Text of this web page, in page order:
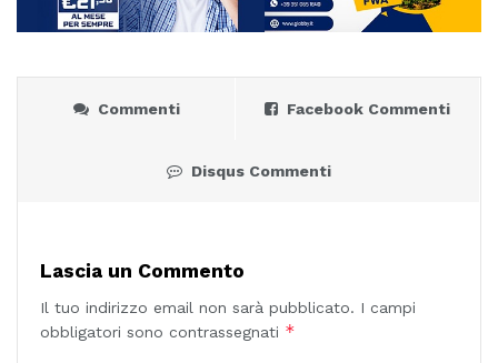
Commenti Facebook Commenti
Disqus Commenti
Lascia un Commento
Il tuo indirizzo email non sarà pubblicato. I campi
obbligatori sono contrassegnati *